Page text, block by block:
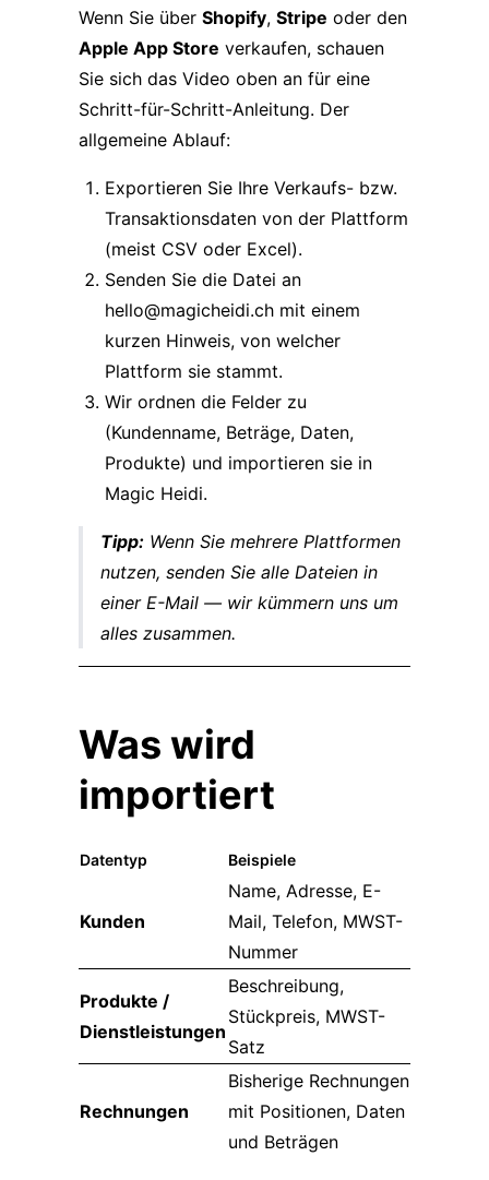
Wenn Sie über Shopify, Stripe oder den
Apple App Store verkaufen, schauen
Sie sich das Video oben an für eine
Schritt-für-Schritt-Anleitung. Der
allgemeine Ablauf:
Exportieren Sie Ihre Verkaufs- bzw.
Transaktionsdaten von der Plattform
(meist CSV oder Excel).
Senden Sie die Datei an
hello@magicheidi.ch mit einem
kurzen Hinweis, von welcher
Plattform sie stammt.
Wir ordnen die Felder zu
(Kundenname, Beträge, Daten,
Produkte) und importieren sie in
Magic Heidi.
Tipp: Wenn Sie mehrere Plattformen
nutzen, senden Sie alle Dateien in
einer E-Mail — wir kümmern uns um
alles zusammen.
Was wird
importiert
Datentyp Beispiele
Kunden
Name, Adresse, E-
Mail, Telefon, MWST-
Nummer
Produkte /
Dienstleistungen
Beschreibung,
Stückpreis, MWST-
Satz
Rechnungen
Bisherige Rechnungen
mit Positionen, Daten
und Beträgen